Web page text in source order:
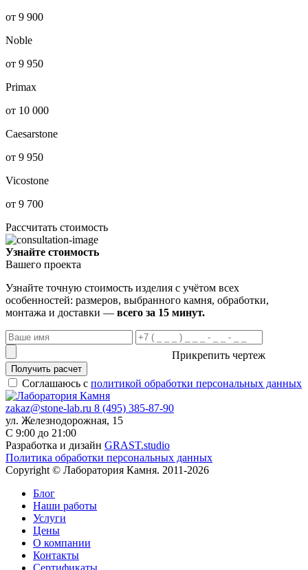
от 9 900
Noble
от 9 950
Primax
от 10 000
Caesarstone
от 9 950
Vicostone
от 9 700
Рассчитать стоимость
Узнайте стоимость
Вашего проекта
Узнайте точную стоимость изделия с учётом всех
особенностей: размеров, выбранного камня, обработки,
монтажа и доставки — всего за 15 минут.
Прикрепить чертеж
Получить расчет
Соглашаюсь с политикой обработки персональных данных
zakaz@stone-lab.ru 8 (495) 385-87-90
ул. Железнодорожная, 15
С 9:00 до 21:00
Разработка и дизайн GRAST.studio
Политика обработки персональных данных
Copyright © Лаборатория Камня. 2011-2026
Блог
Наши работы
Услуги
Цены
О компании
Контакты
Cертификаты